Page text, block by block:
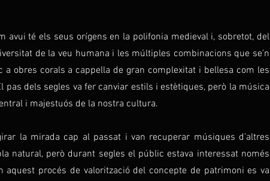
avui té els seus orígens en la polifonia medieval i, sobretot, del
de la veu humana i les múltiples combinacions que se’n
a obres corals a cappella de gran complexitat i bellesa com les
pas dels segles va fer canviar estils i estètiques, però la música
i majestuós de la nostra cultura.
la mirada cap al passat i van recuperar músiques d’altres
natural, però durant segles el públic estava interessat només
procés de valorització del concepte de patrimoni es va